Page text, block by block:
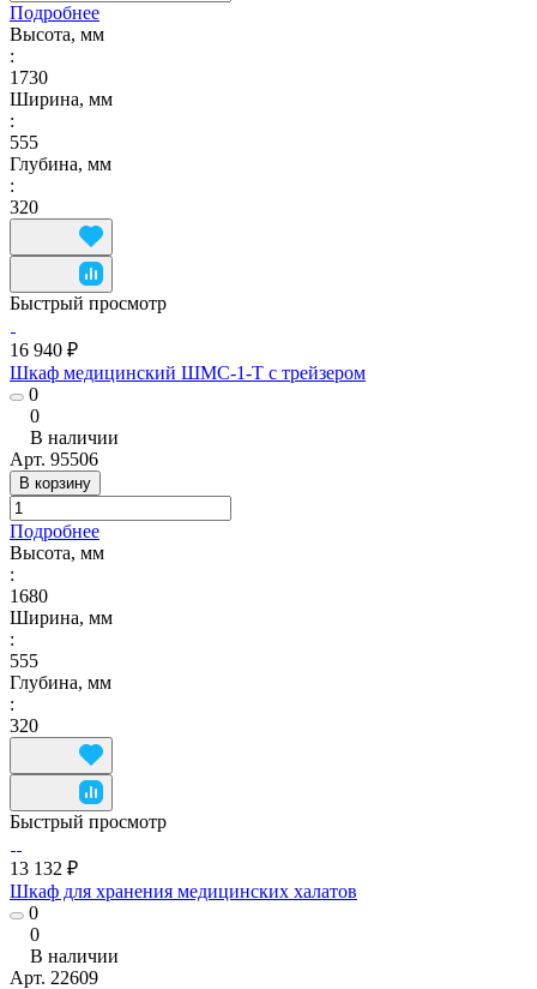
Подробнее
Высота, мм
:
1730
Ширина, мм
:
555
Глубина, мм
:
320
Быстрый просмотр
16 940 ₽
Шкаф медицинский ШМС-1-Т с трейзером
0
0
В наличии
Арт. 95506
В корзину
Подробнее
Высота, мм
:
1680
Ширина, мм
:
555
Глубина, мм
:
320
Быстрый просмотр
13 132 ₽
Шкаф для хранения медицинских халатов
0
0
В наличии
Арт. 22609